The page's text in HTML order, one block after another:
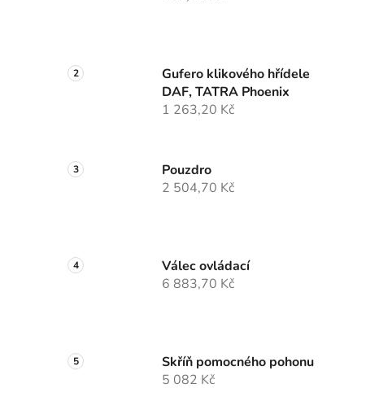
Gufero klikového hřídele
DAF, TATRA Phoenix
1 263,20 Kč
Pouzdro
2 504,70 Kč
Válec ovládací
6 883,70 Kč
Skříň pomocného pohonu
5 082 Kč